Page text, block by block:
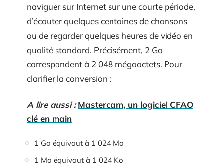
naviguer sur Internet sur une courte période,
d’écouter quelques centaines de chansons
ou de regarder quelques heures de vidéo en
qualité standard. Précisément, 2 Go
correspondent à 2 048 mégaoctets. Pour
clarifier la conversion :
A lire aussi : Mastercam, un logiciel CFAO
clé en main
1 Go équivaut à 1 024 Mo
1 Mo équivaut à 1 024 Ko